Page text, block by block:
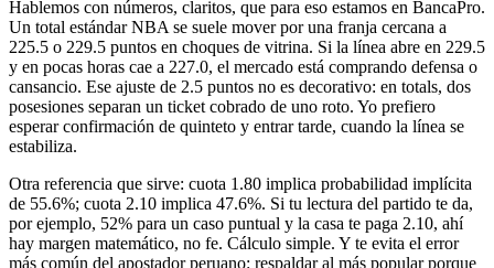
Hablemos con números, claritos, que para eso estamos en BancaPro.
Un total estándar NBA se suele mover por una franja cercana a
225.5 o 229.5 puntos en choques de vitrina. Si la línea abre en 229.5
y en pocas horas cae a 227.0, el mercado está comprando defensa o
cansancio. Ese ajuste de 2.5 puntos no es decorativo: en totals, dos
posesiones separan un ticket cobrado de uno roto. Yo prefiero
esperar confirmación de quinteto y entrar tarde, cuando la línea se
estabiliza.
Otra referencia que sirve: cuota 1.80 implica probabilidad implícita
de 55.6%; cuota 2.10 implica 47.6%. Si tu lectura del partido te da,
por ejemplo, 52% para un caso puntual y la casa te paga 2.10, ahí
hay margen matemático, no fe. Cálculo simple. Y te evita el error
más común del apostador peruano: respaldar al más popular porque